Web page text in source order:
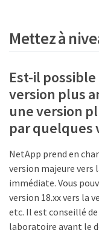
Mettez à
Est-il
version plus
une version
par quelques
NetApp prend en
version majeure vers
immédiate. Vous
version 18.xx vers la
etc. Il est conseillé
laboratoire avant le